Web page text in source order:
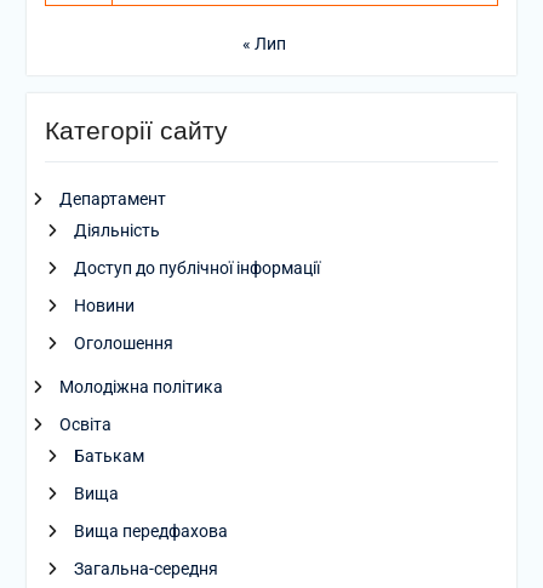
« Лип
Категорії сайту
Департамент
Діяльність
Доступ до публічної інформації
Новини
Оголошення
Молодіжна політика
Освіта
Батькам
Вища
Вища передфахова
Загальна-середня